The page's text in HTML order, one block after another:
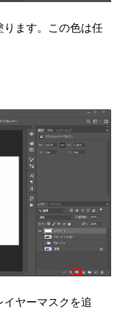
ります。この色は任
ヤーマスクを追